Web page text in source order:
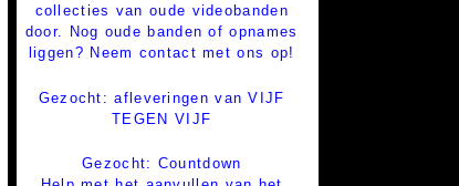
collecties van oude videobanden
door. Nog oude banden of opnames
liggen? Neem contact met ons op!
Gezocht: afleveringen van VIJF
TEGEN VIJF
Gezocht: Countdown